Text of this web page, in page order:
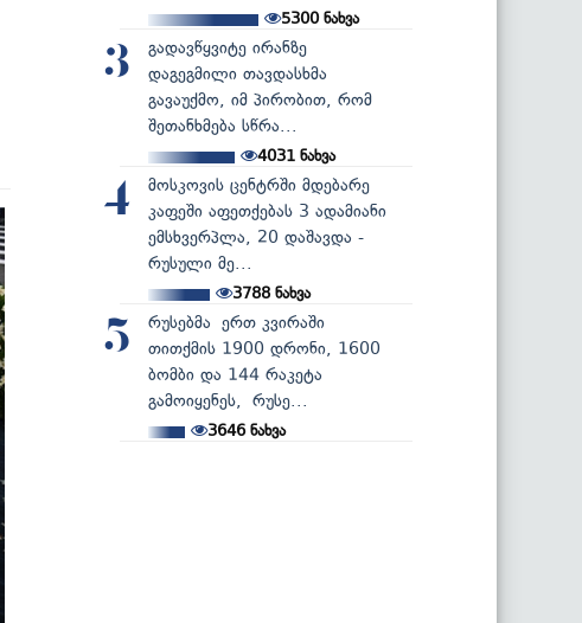
5300ნახვა
3
გადავწყვიტე ირანზე
დაგეგმილი თავდასხმა
გავაუქმო, იმ პირობით, რომ
შეთანხმება სწრა...
4031ნახვა
4
მოსკოვის ცენტრში მდებარე
კაფეში აფეთქებას 3 ადამიანი
ემსხვერპლა, 20 დაშავდა -
რუსული მე...
3788ნახვა
5
რუსებმა ერთ კვირაში
თითქმის 1900 დრონი, 1600
ბომბი და 144 რაკეტა
გამოიყენეს, რუსე...
3646ნახვა